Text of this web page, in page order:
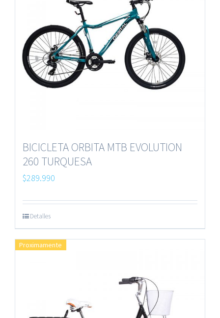
BICICLETA ORBITA MTB EVOLUTION
260 TURQUESA
$289.990
Detalles
Proximamente